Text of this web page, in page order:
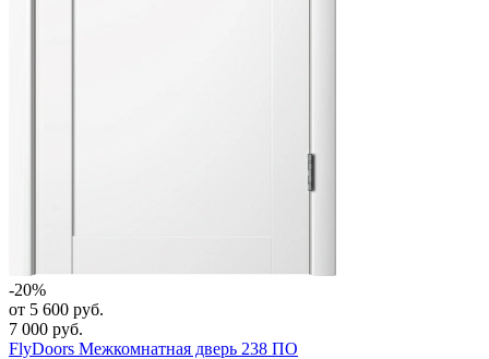
-20%
от 5 600 руб.
7 000 руб.
FlyDoors Межкомнатная дверь 238 ПО